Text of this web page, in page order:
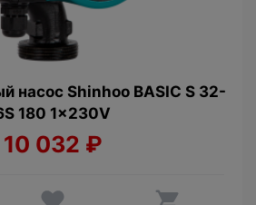
насос Shinhoo BASIC S 32-
180 1x230V
10 032 ₽